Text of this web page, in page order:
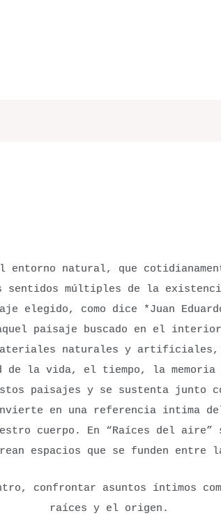
natural, que
sentidos múltiples de la
elegido, como dice *Juan
paisaje buscado en el interior,
naturales y
la vida, el tiempo, la
paisajes y se sustenta junto
en una referencia intima
cuerpo. En “Raíces del
espacios que se funden
confrontar asuntos íntimos
raíces y el origen.